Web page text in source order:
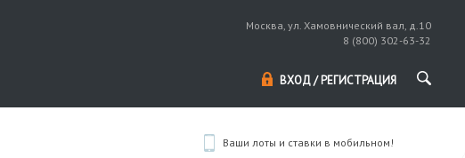
Москва, ул. Хамовнический вал, д.10
8 (800) 302-63-32
ВХОД / РЕГИСТРАЦИЯ
Ваши лоты и ставки в мобильном!